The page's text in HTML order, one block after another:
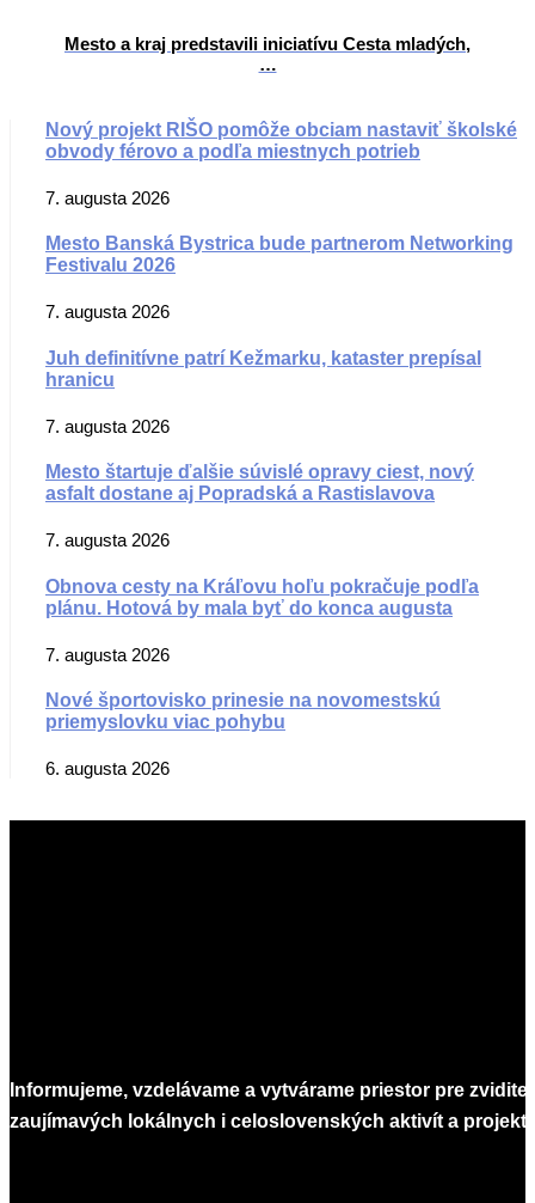
Mesto a kraj predstavili iniciatívu Cesta mladých,
…
Nový projekt RIŠO pomôže obciam nastaviť školské
obvody férovo a podľa miestnych potrieb
7. augusta 2026
Mesto Banská Bystrica bude partnerom Networking
Festivalu 2026
7. augusta 2026
Juh definitívne patrí Kežmarku, kataster prepísal
hranicu
7. augusta 2026
Mesto štartuje ďalšie súvislé opravy ciest, nový
asfalt dostane aj Popradská a Rastislavova
7. augusta 2026
Obnova cesty na Kráľovu hoľu pokračuje podľa
plánu. Hotová by mala byť do konca augusta
7. augusta 2026
Nové športovisko prinesie na novomestskú
priemyslovku viac pohybu
6. augusta 2026
Informujeme, vzdelávame a vytvárame priestor pre
zaujímavých lokálnych i celoslovenských aktivít a